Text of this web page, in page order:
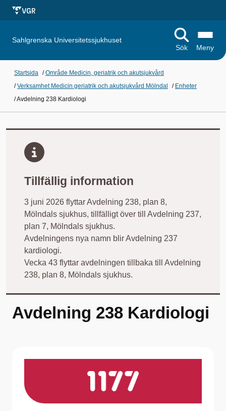
Sahlgrenska Universitetssjukhuset
Sök
Meny
Startsida /Område Medicin, geriatrik och akutsjukvård
/Verksamhet Medicin geriatrik och akutsjukvård Mölndal / Enheter
/Avdelning 238 Kardiologi
Tillfällig information
3 juni 2026 flyttar Avdelning 238, plan 8,
Mölndals sjukhus, tillfälligt över till Avdelning 237,
plan 7, Mölndals sjukhus.
Avdelningens nya namn blir Avdelning 237
kardiologi.
Vecka 43 flyttar avdelningen tillbaka till Avdelning
238, plan 8, Mölndals sjukhus.
Avdelning 238 Kardiologi